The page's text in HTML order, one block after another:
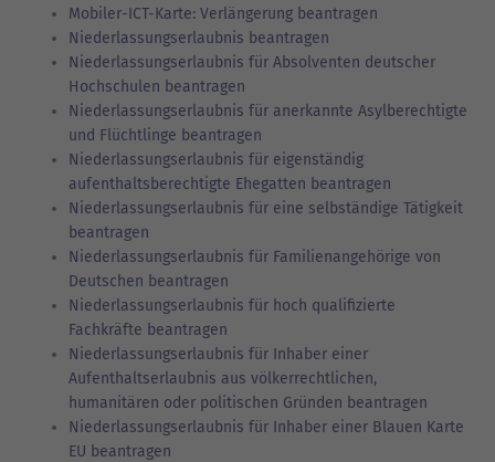
Mobiler-ICT-Karte: Verlängerung beantragen
Niederlassungserlaubnis beantragen
Niederlassungserlaubnis für Absolventen deutscher
Hochschulen beantragen
Niederlassungserlaubnis für anerkannte Asylberechtigte
und Flüchtlinge beantragen
Niederlassungserlaubnis für eigenständig
aufenthaltsberechtigte Ehegatten beantragen
Niederlassungserlaubnis für eine selbständige Tätigkeit
beantragen
Niederlassungserlaubnis für Familienangehörige von
Deutschen beantragen
Niederlassungserlaubnis für hoch qualifizierte
Fachkräfte beantragen
Niederlassungserlaubnis für Inhaber einer
Aufenthaltserlaubnis aus völkerrechtlichen,
humanitären oder politischen Gründen beantragen
Niederlassungserlaubnis für Inhaber einer Blauen Karte
EU beantragen